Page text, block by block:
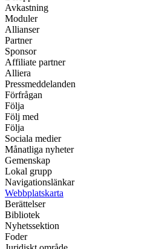
Avkastning
Moduler
Allianser
Partner
Sponsor
Affiliate partner
Alliera
Pressmeddelanden
Förfrågan
Följa
Följ med
Följa
Sociala medier
Månatliga nyheter
Gemenskap
Lokal grupp
Navigationslänkar
Webbplatskarta
Berättelser
Bibliotek
Nyhetssektion
Foder